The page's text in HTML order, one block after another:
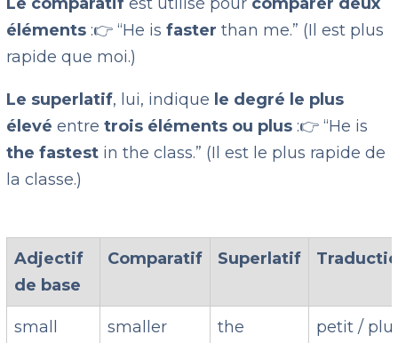
éléments :👉 “He isfaster than me.” (Il est plus
rapide que moi.)
Le superlatif, lui, indique le degré le plus
élevé entretrois éléments ou plus :👉 “He is
the fastest in the class.” (Il est le plus rapide de
la classe.)
Adjectif
de base
Comparatif Superlatif
small smaller
the
petit /